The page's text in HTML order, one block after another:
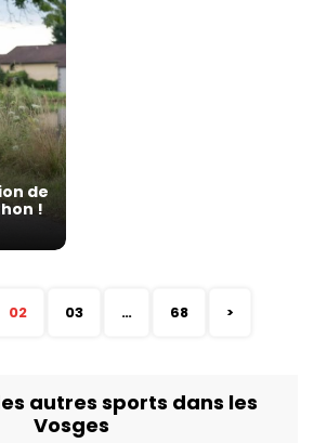
de
!
02 03 … 68 >
autres sports dans les
Vosges